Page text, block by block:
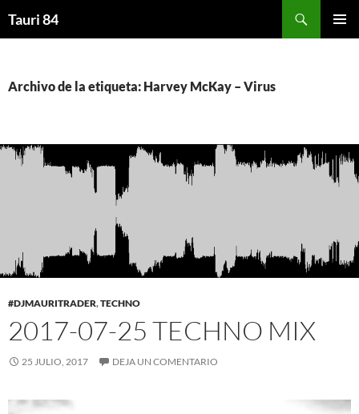
Tauri 84
Archivo de la etiqueta: Harvey McKay – Virus
#DJMAURITRADER,TECHNO
2017-07-25 TECHNO MIX
25 JULIO, 2017 DEJA UN COMENTARIO